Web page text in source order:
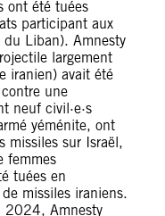
ont été tuées
participant aux
Liban). Amnesty
largement
iranien) avait été
une
neuf civil·e·s
yéménite, ont
missiles sur Israël,
femmes
tuées en
missiles iraniens.
2024, Amnesty